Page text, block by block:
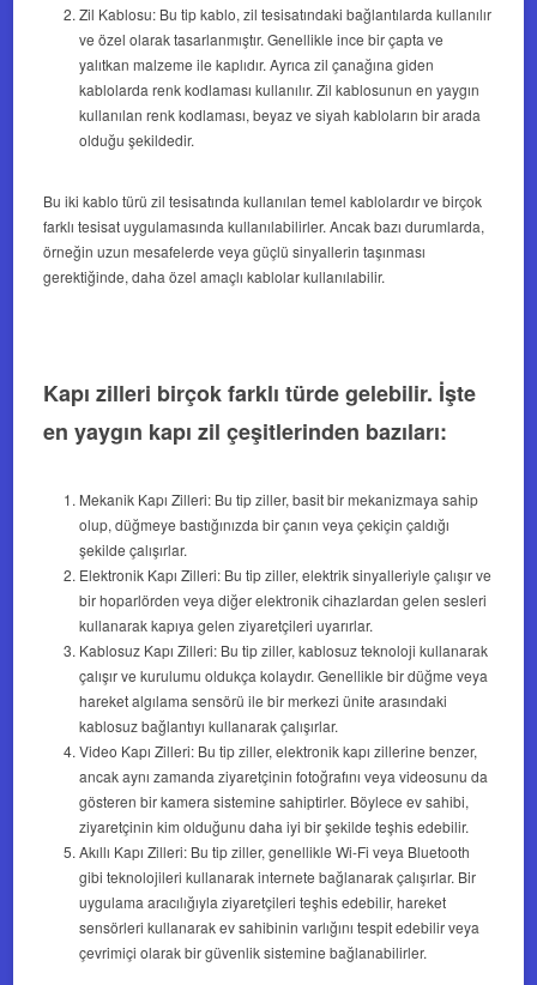
Zil Kablosu: Bu tip kablo, zil tesisatındaki bağlantılarda kullanılır
ve özel olarak tasarlanmıştır. Genellikle ince bir çapta ve
yalıtkan malzeme ile kaplıdır. Ayrıca zil çanağına giden
kablolarda renk kodlaması kullanılır. Zil kablosunun en yaygın
kullanılan renk kodlaması, beyaz ve siyah kabloların bir arada
olduğu şekildedir.
Bu iki kablo türü zil tesisatında kullanılan temel kablolardır ve birçok
farklı tesisat uygulamasında kullanılabilirler. Ancak bazı durumlarda,
örneğin uzun mesafelerde veya güçlü sinyallerin taşınması
gerektiğinde, daha özel amaçlı kablolar kullanılabilir.
Kapı zilleri birçok farklı türde gelebilir. İşte
en yaygın kapı zil çeşitlerinden bazıları:
Mekanik Kapı Zilleri: Bu tip ziller, basit bir mekanizmaya sahip
olup, düğmeye bastığınızda bir çanın veya çekiçin çaldığı
şekilde çalışırlar.
Elektronik Kapı Zilleri: Bu tip ziller, elektrik sinyalleriyle çalışır ve
bir hoparlörden veya diğer elektronik cihazlardan gelen sesleri
kullanarak kapıya gelen ziyaretçileri uyarırlar.
Kablosuz Kapı Zilleri: Bu tip ziller, kablosuz teknoloji kullanarak
çalışır ve kurulumu oldukça kolaydır. Genellikle bir düğme veya
hareket algılama sensörü ile bir merkezi ünite arasındaki
kablosuz bağlantıyı kullanarak çalışırlar.
Video Kapı Zilleri: Bu tip ziller, elektronik kapı zillerine benzer,
ancak aynı zamanda ziyaretçinin fotoğrafını veya videosunu da
gösteren bir kamera sistemine sahiptirler. Böylece ev sahibi,
ziyaretçinin kim olduğunu daha iyi bir şekilde teşhis edebilir.
Akıllı Kapı Zilleri: Bu tip ziller, genellikle Wi-Fi veya Bluetooth
gibi teknolojileri kullanarak internete bağlanarak çalışırlar. Bir
uygulama aracılığıyla ziyaretçileri teşhis edebilir, hareket
sensörleri kullanarak ev sahibinin varlığını tespit edebilir veya
çevrimiçi olarak bir güvenlik sistemine bağlanabilirler.